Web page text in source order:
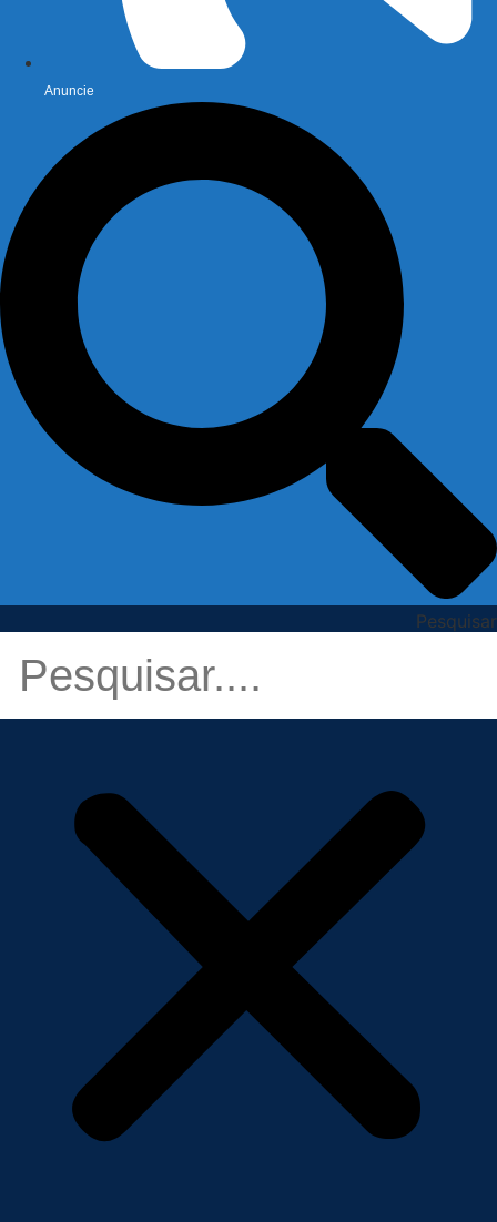
Anuncie
Pesquisar